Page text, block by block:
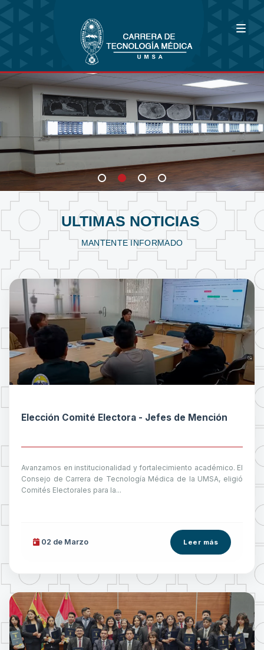
Bioimagenología
Fisioterapia y Kinesiología
Laboratorio Clínico
ULTIMAS NOTICIAS
MANTENTE INFORMADO
Elección Comité Electora - Jefes de Mención
Avanzamos en institucionalidad y fortalecimiento académico. El
Consejo de Carrera de Tecnología Médica de la UMSA, eligió
Comités Electorales para la...
02 de Marzo Leer más